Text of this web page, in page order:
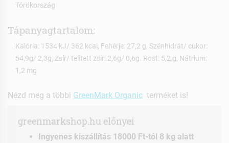
Törökország
Tápanyagtartalom:
Kalória: 1534 kJ/ 362 kcal, Fehérje: 27,2 g, Szénhidrát/ cukor:
54,9g/ 2,3g, Zsír/ telített zsír: 2,6g/ 0,6g. Rost: 5,2 g, Nátrium:
1,2 mg
Nézd meg a többi GreenMark Organic terméket is!
greenmarkshop.hu előnyei
Ingyenes kiszállítás 18000 Ft-tól 8 kg alatt